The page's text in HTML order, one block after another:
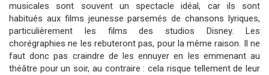
musicales sont souvent un spectacle idéal, car ils sont
habitués aux films jeunesse parsemés de chansons lyriques,
particulièrement les films des studios Disney. Les
chorégraphies ne les rebuteront pas, pour la même raison. Il ne
faut donc pas craindre de les ennuyer en les emmenant au
théâtre pour un soir, au contraire : cela risque tellement de leur